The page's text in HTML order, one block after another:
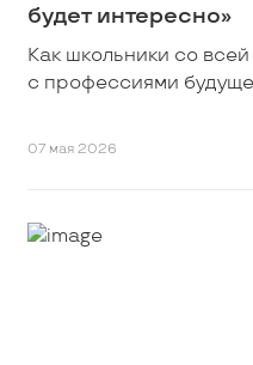
будет интересно»
Как школьники со
с профессиями
07 мая 2026